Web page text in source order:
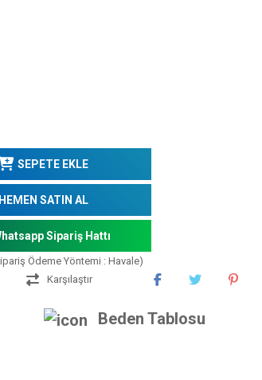
SEPETE EKLE
HEMEN SATIN AL
Sipariş Hattı
Ödeme Yöntemi : Havale)
Karşılaştır
Beden Tablosu